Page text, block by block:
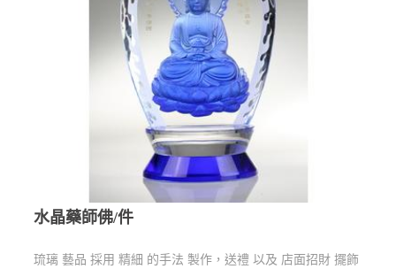
水晶藥師佛/件
琉璃 藝品 採用 精細 的手法 製作，送禮 以及 店面招財 擺飾